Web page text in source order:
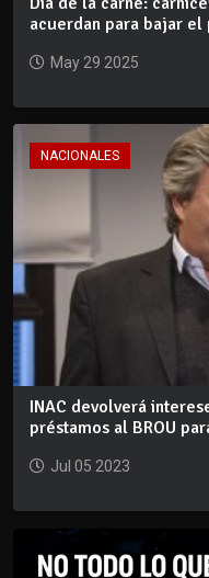
acuerdan para bajar
May 29 2025
NACIONALES
INAC devolverá
préstamos al BROU
Jul 05 2023